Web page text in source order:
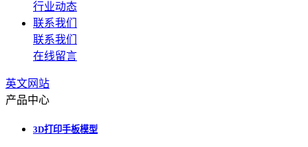
行业动态
联系我们
联系我们
在线留言
英文网站
产品中心
3D打印手板模型